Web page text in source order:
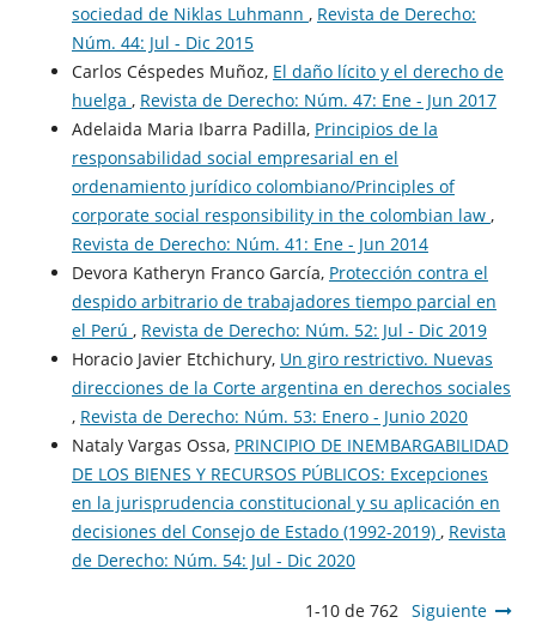
sociedad de Niklas Luhmann , Revista de Derecho:
Núm. 44: Jul - Dic 2015
Carlos Céspedes Muñoz, El daño lícito y el derecho de
huelga , Revista de Derecho: Núm. 47: Ene - Jun 2017
Adelaida Maria Ibarra Padilla, Principios de la
responsabilidad social empresarial en el
ordenamiento jurídico colombiano/Principles of
corporate social responsibility in the colombian law ,
Revista de Derecho: Núm. 41: Ene - Jun 2014
Devora Katheryn Franco García, Protección contra el
despido arbitrario de trabajadores tiempo parcial en
el Perú , Revista de Derecho: Núm. 52: Jul - Dic 2019
Horacio Javier Etchichury, Un giro restrictivo. Nuevas
direcciones de la Corte argentina en derechos sociales
, Revista de Derecho: Núm. 53: Enero - Junio 2020
Nataly Vargas Ossa, PRINCIPIO DE INEMBARGABILIDAD
DE LOS BIENES Y RECURSOS PÚBLICOS: Excepciones
en la jurisprudencia constitucional y su aplicación en
decisiones del Consejo de Estado (1992-2019) , Revista
de Derecho: Núm. 54: Jul - Dic 2020
1-10 de 762 Siguiente